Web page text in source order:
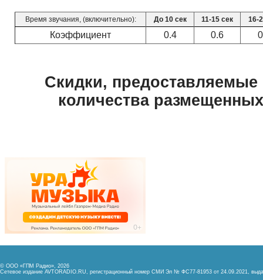
© ООО «ГПМ Радио», 2026
Сетевое издание AVTORADIO.RU, регистрационный номер СМИ Эл № ФС77-81953 от 24.09.2021,